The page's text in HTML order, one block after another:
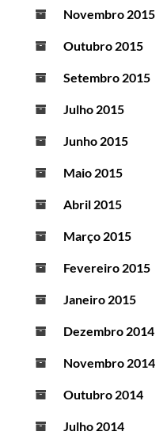
Novembro 2015
Outubro 2015
Setembro 2015
Julho 2015
Junho 2015
Maio 2015
Abril 2015
Março 2015
Fevereiro 2015
Janeiro 2015
Dezembro 2014
Novembro 2014
Outubro 2014
Julho 2014